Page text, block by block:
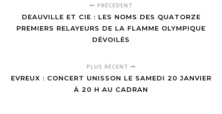
PRÉCÉDENT
DEAUVILLE ET CIE : LES NOMS DES QUATORZE
PREMIERS RELAYEURS DE LA FLAMME OLYMPIQUE
DÉVOILÉS
PLUS RÉCENT
EVREUX : CONCERT UNISSON LE SAMEDI 20 JANVIER
À 20 H AU CADRAN